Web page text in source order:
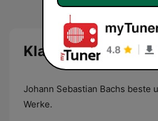
Klassik Radio Bach
Johann Sebastian Bachs beste
Werke.